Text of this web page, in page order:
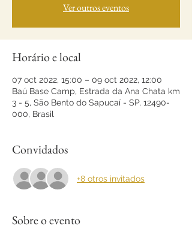
Ver outros eventos
Horário e local
07 oct 2022, 15:00 – 09 oct 2022, 12:00
Baú Base Camp, Estrada da Ana Chata km
3 - 5, São Bento do Sapucaí - SP, 12490-
000, Brasil
Convidados
+8 otros invitados
Sobre o evento